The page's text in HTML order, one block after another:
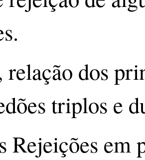
dos
triplos e
Rejeições em